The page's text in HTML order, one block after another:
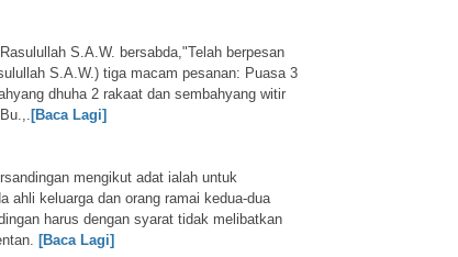
S.A.W. bersabda,"Telah berpesan
S.A.W.) tiga macam pesanan: Puasa 3
dhuha 2 rakaat dan sembahyang witir
[Baca Lagi]
mengikut adat ialah untuk
ahli keluarga dan orang ramai kedua-dua
harus dengan syarat tidak melibatkan
[Baca Lagi]